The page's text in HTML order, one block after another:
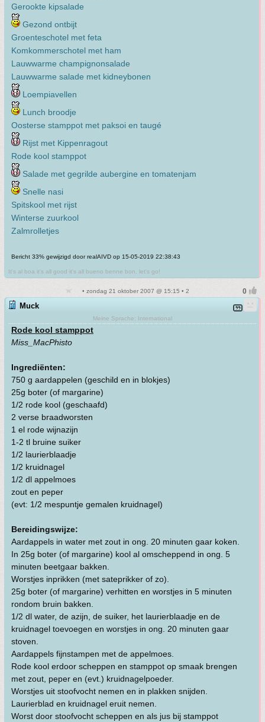
Gerookte kipsalade
Gezond ontbijt
Groenteschotel met feta
Komkommerschotel met ham
Lauwwarme champignonsalade
Lauwwarme salade met kidneybonen
Loempiavellen
Lunch broodje
Oosterse stamppot met paksoi en taugé
Rijst met Kippenragout
Rode kool stamppot
Salade met gegrilde aubergine en tomatenjam
Snelle nasi
Spitskool met rijst
Winterse zuurkool
Zalmrolletjes
Bericht 33% gewijzigd door realAIVD op 15-05-2019 22:38:43
It's al boa it's all good it's all bueno benne bon, let's go!
• zondag 21 oktober 2007 @ 15:15 • 2
Muck
Meine Sprache: International
Rode kool stamppot
Miss_MacPhisto
Ingrediënten:
750 g aardappelen (geschild en in blokjes)
25g boter (of margarine)
1/2 rode kool (geschaafd)
2 verse braadworsten
1 el rode wijnazijn
1-2 tl bruine suiker
1/2 laurierblaadje
1/2 kruidnagel
1/2 dl appelmoes
zout en peper
(evt: 1/2 mespuntje gemalen kruidnagel)
Bereidingswijze:
Aardappels in water met zout in ong. 20 minuten gaar koken.
In 25g boter (of margarine) kool al omscheppend in ong. 5
minuten beetgaar bakken.
Worstjes inprikken (met sateprikker of zo).
25g boter (of margarine) verhitten en worstjes in 5 minuten
rondom bruin bakken.
1/2 dl water, de azijn, de suiker, het laurierblaadje en de
kruidnagel toevoegen en worstjes in ong. 20 minuten gaar
stoven.
Aardappels fijnstampen met de appelmoes.
Rode kool erdoor scheppen en stamppot op smaak brengen
met zout, peper en (evt.) kruidnagelpoeder.
Worstjes uit stoofvocht nemen en in plakken snijden.
Laurierblad en kruidnagel eruit nemen.
Worst door stoofvocht scheppen en als jus bij stamppot